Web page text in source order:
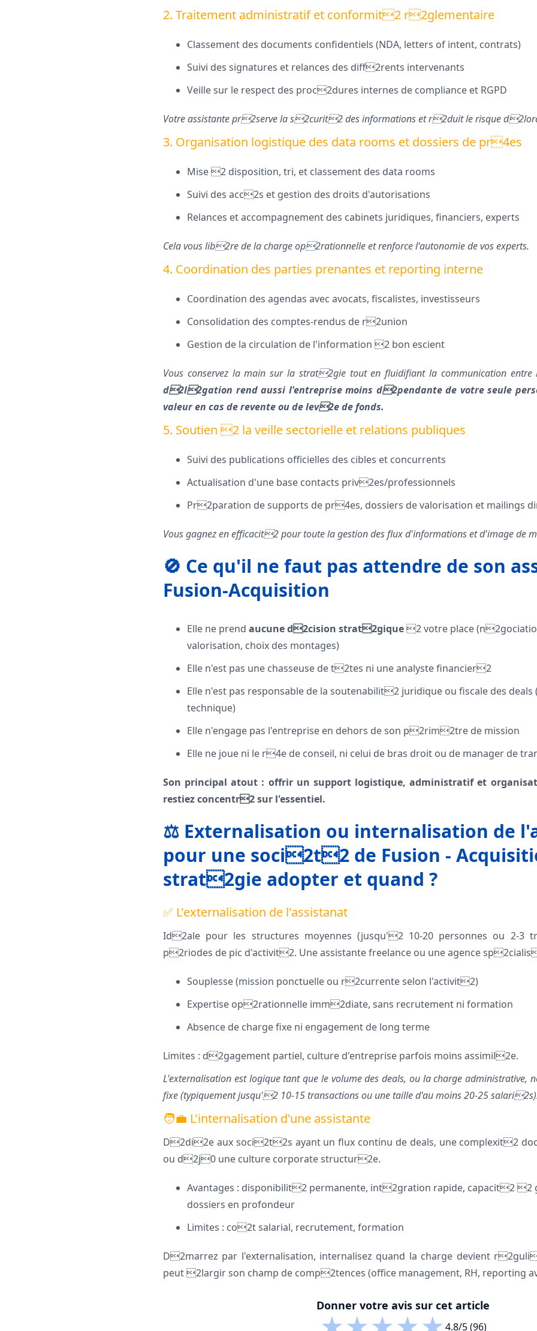
2. Traitement administratif et conformit2 r2glementaire
Classement des documents confidentiels (NDA, letters of intent, contrats)
Suivi des signatures et relances des diff2rents intervenants
Veille sur le respect des proc2dures internes de compliance et RGPD
Votre assistante pr2serve la s2curit2 des informations et r2duit le risque
3. Organisation logistique des data rooms et dossiers de pr4es
Mise 2 disposition, tri, et classement des data rooms
Suivi des acc2s et gestion des droits d'autorisations
Relances et accompagnement des cabinets juridiques, financiers, experts
Cela vous lib2re de la charge op2rationnelle et renforce l'autonomie de vos experts.
4. Coordination des parties prenantes et reporting interne
Coordination des agendas avec avocats, fiscalistes, investisseurs
Consolidation des comptes-rendus de r2union
Gestion de la circulation de l'information 2 bon escient
Vous conservez la main sur la strat2gie tout en fluidifiant la communication entre
d2l2gation rend aussi l'entreprise moins d2pendante de votre seule
valeur en cas de revente ou de lev2e de fonds.
5. Soutien 2 la veille sectorielle et relations publiques
Suivi des publications officielles des cibles et concurrents
Actualisation d'une base contacts priv2es/professionnels
Pr2paration de supports de pr4es, dossiers de valorisation et mailings
Vous gagnez en efficacit2 pour toute la gestion des flux d'informations et d'image de
🚫 Ce qu'il ne faut pas attendre de son
Fusion-Acquisition
Elle ne prend aucune d2cision strat2gique2 votre place
valorisation, choix des montages)
Elle n'est pas une chasseuse de t2tes ni une analyste financier2
Elle n'est pas responsable de la soutenabilit2 juridique ou fiscale des deals
technique)
Elle n'engage pas l'entreprise en dehors de son p2rim2tre de mission
Elle ne joue ni le r4e de conseil, ni celui de bras droit ou de manager de
Son principal atout : offrir un support logistique, administratif et
restiez concentr2 sur l'essentiel.
⚖️ Externalisation ou internalisation de
pour une soci2t2 de Fusion -
strat2gie adopter et quand ?
✅ L'externalisation de l'assistanat
Id2ale pour les structures moyennes (jusqu'2 10-20 personnes ou 2-3
p2riodes de pic d'activit2. Une assistante freelance ou une agence
Souplesse (mission ponctuelle ou r2currente selon l'activit2)
Expertise op2rationnelle imm2diate, sans recrutement ni formation
Absence de charge fixe ni engagement de long terme
Limites : d2gagement partiel, culture d'entreprise parfois moins assimil2e.
L'externalisation est logique tant que le volume des deals, ou la charge administrative,
fixe (typiquement jusqu'2 10-15 transactions ou une taille d'au moins 20-25
🧑‍💼 L'internalisation d'une assistante
D2di2e aux soci2t2s ayant un flux continu de deals, une complexit2
ou d2j0 une culture corporate structur2e.
Avantages : disponibilit2 permanente, int2gration rapide, capacit2 2
dossiers en profondeur
Limites : co2t salarial, recrutement, formation
D2marrez par l'externalisation, internalisez quand la charge devient
peut 2largir son champ de comp2tences (office management, RH, reporting
Donner votre avis sur cet article
4.8/5 (96)